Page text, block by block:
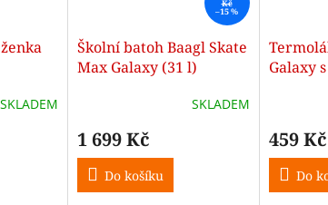
SKLADEM
Kč
–15 %
Školní batoh Baagl Skate
Max Galaxy (31 l)
SKLADEM
1 699 Kč
Do košíku
Galaxy
459 Kč
Do